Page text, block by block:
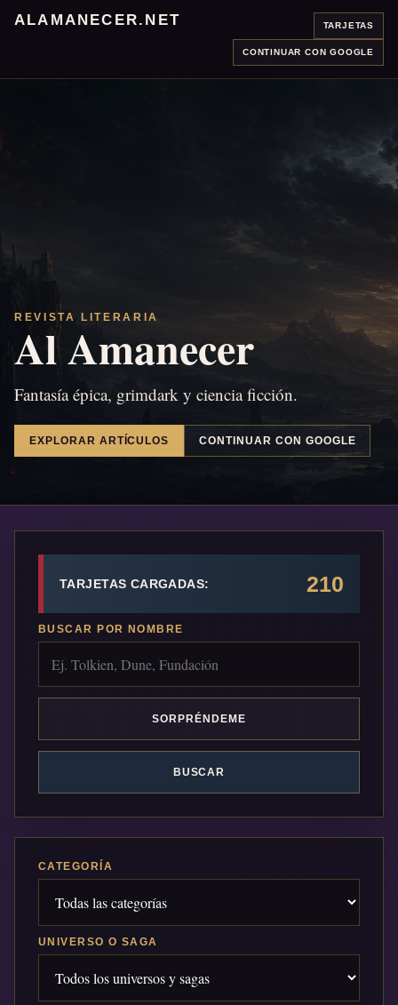
ALAMANECER.NET TARJETAS
CONTINUAR CON GOOGLE
REVISTA LITERARIA
Al Amanecer
Fantasía épica, grimdark y ciencia ficción.
EXPLORAR ARTÍCULOS CONTINUAR CON GOOGLE
TARJETAS CARGADAS: 210
BUSCAR POR NOMBRE
SORPRÉNDEME
BUSCAR
CATEGORÍA
UNIVERSO O SAGA